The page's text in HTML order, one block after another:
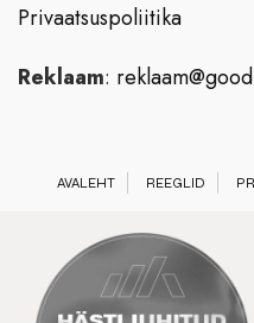
Privaatsuspoliitika
Reklaam:
AVALEHT REEGLID